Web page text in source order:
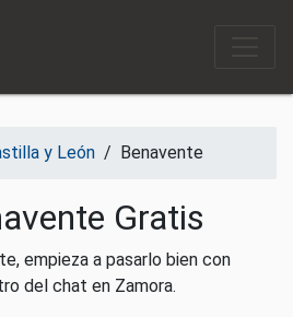
y León / Benavente
Gratis
empieza a pasarlo bien con
del chat en Zamora.